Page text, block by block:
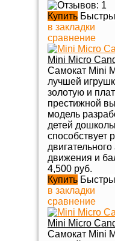
Купить
в закладки
сравнение
Mini Micro
Самокат Mini
лучшей
золотую и
престижной
модель
детей
способствует
движения и
4,500 руб.
Купить
в закладки
сравнение
Mini Micro
Самокат Mini